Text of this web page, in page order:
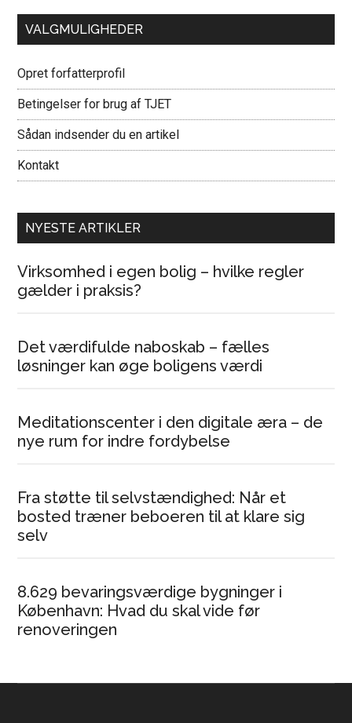
VALGMULIGHEDER
Opret forfatterprofil
Betingelser for brug af TJET
Sådan indsender du en artikel
Kontakt
NYESTE ARTIKLER
Virksomhed i egen bolig – hvilke regler
gælder i praksis?
Det værdifulde naboskab – fælles
løsninger kan øge boligens værdi
Meditationscenter i den digitale æra – de
nye rum for indre fordybelse
Fra støtte til selvstændighed: Når et
bosted træner beboeren til at klare sig
selv
8.629 bevaringsværdige bygninger i
København: Hvad du skal vide før
renoveringen